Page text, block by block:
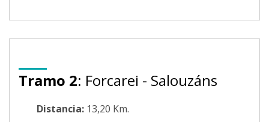
Tramo 2: Forcarei - Salouzáns
Distancia: 13,20 Km.